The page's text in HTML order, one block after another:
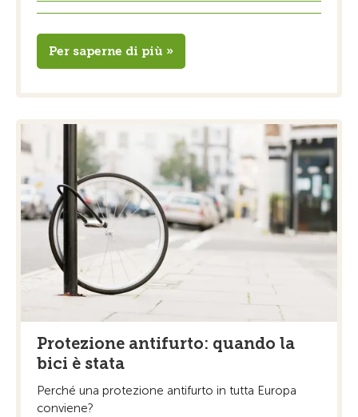
Per saperne di più »
Protezione antifurto: quando la
bici è stata
Perché una protezione antifurto in tutta Europa
conviene?